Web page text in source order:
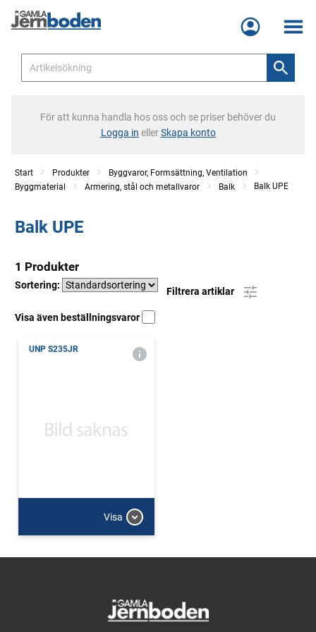
Meny
För att kunna handla hos oss och se priser behöver du
Logga in ellerSkapa konto
Start Produkter
Byggvaror, Formsättning, Ventilation
Byggmaterial
Armering, stål och metallvaror Balk Balk UPE
Balk UPE
1 Produkter
Sortering:
Filtrera artiklar
Visa även beställningsvaror
UNP S235JR
Visa